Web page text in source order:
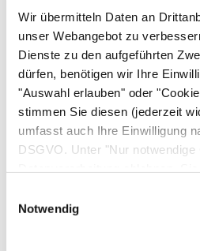
Wir übermitteln Daten an
unser Webangebot zu
Dienste zu den aufgeführten
dürfen, benötigen wir Ihre
"Auswahl erlauben" oder
stimmen Sie diesen (jederzeit
umfasst auch Ihre Einwilligung
DSGVO. Unter "Nur
Notwendig
Behandlung berichtet.
Arzneimittel wie dieses
möglicherweise mit
erhöhten Risiko für
oder Schlaganfälle
Brechen Sie die
Arzneimittels ab und
bei Ihnen bzw. Ihrem Kind